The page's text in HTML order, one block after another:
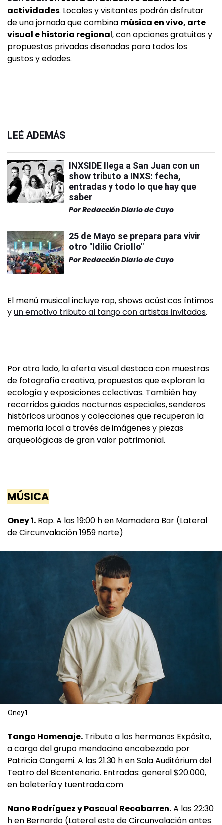
actividades. Locales y visitantes podrán disfrutar
de una jornada que combina música en vivo, arte
visual e historia regional, con opciones gratuitas y
propuestas privadas diseñadas para todos los
gustos y edades.
LEÉ ADEMÁS
INXSIDE llega a San Juan con un
show tributo a INXS: fecha,
entradas y todo lo que hay que
saber
PorRedacción Diario de Cuyo
25 de Mayo se prepara para vivir
otro "Idilio Criollo"
PorRedacción Diario de Cuyo
El menú musical incluye rap, shows acústicos íntimos
yun emotivo tributo al tango con artistas invitados.
Por otro lado, la oferta visual destaca con muestras
de fotografía creativa, propuestas que exploran la
ecología y exposiciones colectivas. También hay
recorridos guiados nocturnos especiales, senderos
históricos urbanos y colecciones que recuperan la
memoria local a través de imágenes y piezas
arqueológicas de gran valor patrimonial.
MÚSICA
Oney 1. Rap. A las 19:00 h en Mamadera Bar (Lateral
de Circunvalación 1959 norte)
Oney1
Tango Homenaje. Tributo a los hermanos Expósito,
a cargo del grupo mendocino encabezado por
Patricia Cangemi. A las 21.30 h en Sala Auditórium del
Teatro del Bicentenario. Entradas: general $20.000,
en boletería y tuentrada.com
Nano Rodríguez y Pascual Recabarren.A las 22:30
h en Bernardo (Lateral este de Circunvalación antes